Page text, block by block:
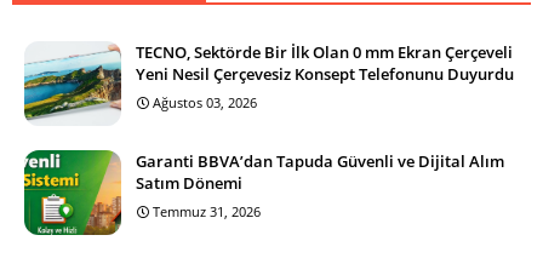
TECNO, Sektörde Bir İlk Olan 0 mm Ekran Çerçeveli
Yeni Nesil Çerçevesiz Konsept Telefonunu Duyurdu
Ağustos 03, 2026
Garanti BBVA’dan Tapuda Güvenli ve Dijital Alım
Satım Dönemi
Temmuz 31, 2026